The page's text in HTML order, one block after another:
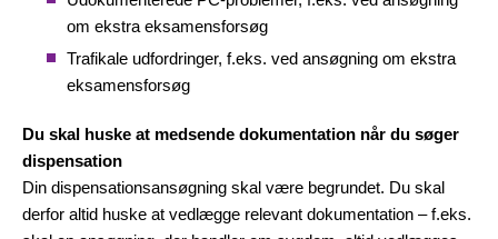
om ekstra eksamensforsøg
Trafikale udfordringer, f.eks. ved ansøgning om ekstra
eksamensforsøg
Du skal huske at medsende dokumentation når du søger
dispensation
Din dispensationsansøgning skal være begrundet. Du skal
derfor altid huske at vedlægge relevant dokumentation – f.eks.